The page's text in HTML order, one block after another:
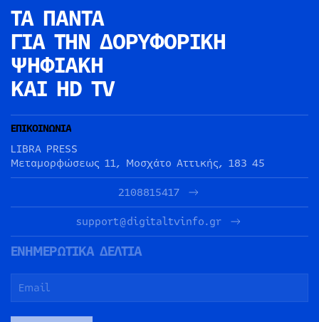
ΤΑ ΠΑΝΤΑ
ΓΙΑ ΤΗΝ ΔΟΡΥΦΟΡΙΚΗ
ΨΗΦΙΑΚΗ
ΚΑΙ HD TV
ΕΠΙΚΟΙΝΩΝΙΑ
LIBRA PRESS
Μεταμορφώσεως 11, Μοσχάτο Αττικής, 183 45
2108815417
support@digitaltvinfo.gr
ΕΝΗΜΕΡΩΤΙΚΑ ΔΕΛΤΙΑ